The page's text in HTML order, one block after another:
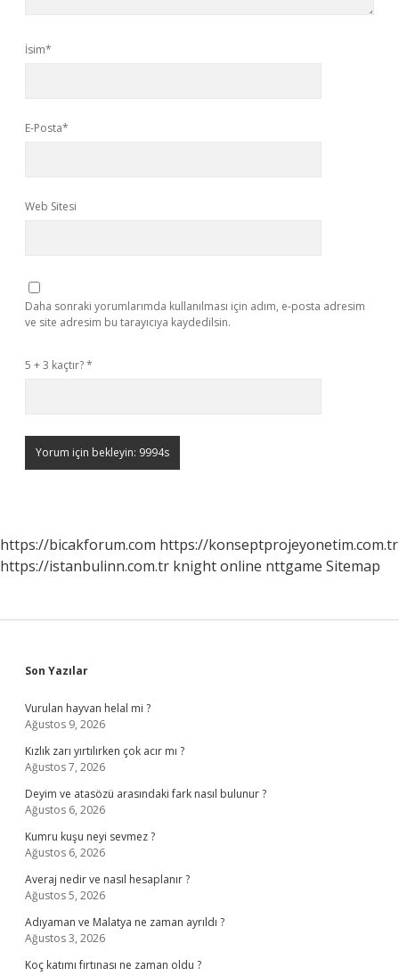
İsim*
E-Posta*
Web Sitesi
Daha sonraki yorumlarımda kullanılması için adım, e-posta adresim
ve site adresim bu tarayıcıya kaydedilsin.
5 + 3 kaçtır?*
https://bicakforum.com https://konseptprojeyonetim.com.tr
https://istanbulinn.com.tr knight online nttgame Sitemap
Sidebar
Son Yazılar
Vurulan hayvan helal mi ?
Ağustos 9, 2026
Kızlık zarı yırtılırken çok acır mı ?
Ağustos 7, 2026
Deyim ve atasözü arasındaki fark nasıl bulunur ?
Ağustos 6, 2026
Kumru kuşu neyi sevmez ?
Ağustos 6, 2026
Averaj nedir ve nasıl hesaplanır ?
Ağustos 5, 2026
Adıyaman ve Malatya ne zaman ayrıldı ?
Ağustos 3, 2026
Koç katımı fırtınası ne zaman oldu ?